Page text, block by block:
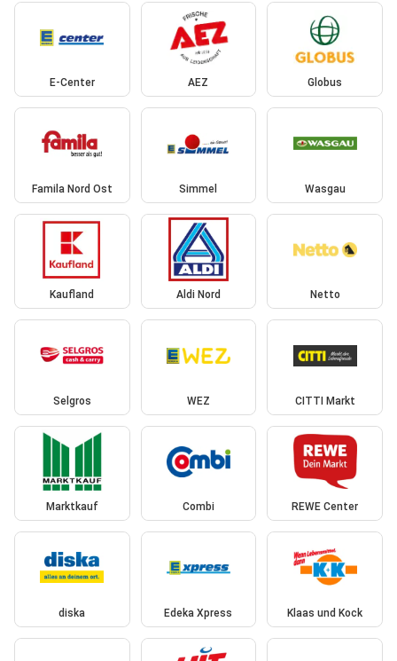
E-Center AEZ Globus
Famila Nord Ost Simmel Wasgau
Kaufland Aldi Nord Netto
Selgros WEZ CITTI Markt
Marktkauf Combi REWE Center
diska Edeka Xpress Klaas und Kock